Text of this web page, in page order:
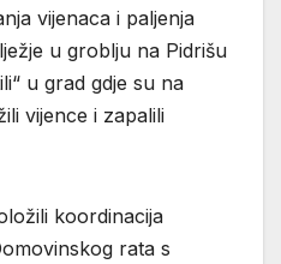
vijenaca i paljenja
u groblju na Pidrišu
u grad gdje su na
vijence i zapalili
koordinacija
rata s